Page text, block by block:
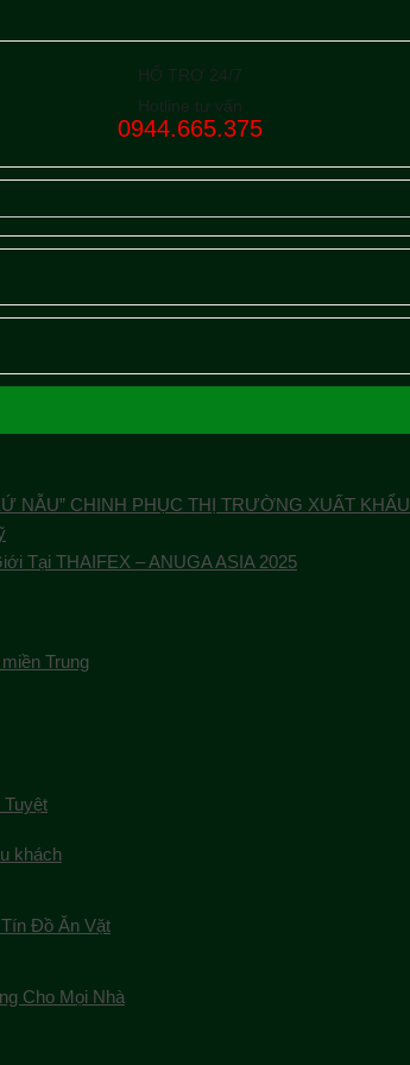
HỔ TRỢ 24/7
Hotline tư vấn
0944.665.375
NẪU” CHINH PHỤC THỊ TRƯỜNG XUẤT KHẨU
Tại THAIFEX – ANUGA ASIA 2025
Trung
Tuyệt
khách
Đồ Ăn Vặt
Cho Mọi Nhà